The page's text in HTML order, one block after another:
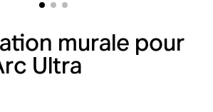
murale pour
Ultra